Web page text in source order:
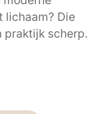
lichaam? Die
praktijk scherp.